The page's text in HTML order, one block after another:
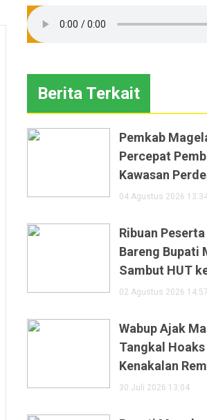
Berita Terkait
Pemkab
Percepat
Kawasan
04 Agustus 2026
Ribuan
Bareng Bupati
Sambut HUT
02 Agustus 2026 14:57
Wabup Ajak
Tangkal Hoaks
Kenakalan
30 Juli 2026 13:04